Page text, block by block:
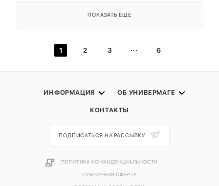
ПОКАЗАТЬ ЕЩЕ
1 2 3 6
ИНФОРМАЦИЯ ОБ УНИВЕРМАГЕ
КОНТАКТЫ
ПОДПИСАТЬСЯ НА РАССЫЛКУ
ПОЛИТИКА КОНФИДЕНЦИАЛЬНОСТИ
ПУБЛИЧНАЯ ОФЕРТА